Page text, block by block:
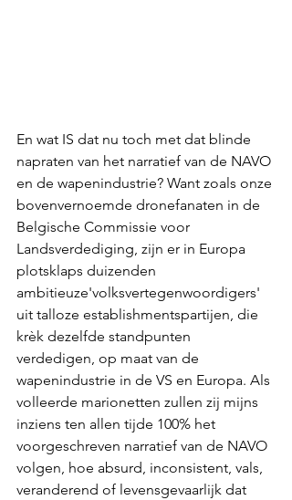
En wat IS dat nu toch met dat blinde
napraten van het narratief van de NAVO
en de wapenindustrie? Want zoals onze
bovenvernoemde dronefanaten in de
Belgische Commissie voor
Landsverdediging, zijn er in Europa
plotsklaps duizenden
ambitieuze'volksvertegenwoordigers'
uit talloze establishmentspartijen, die
krèk dezelfde standpunten
verdedigen, op maat van de
wapenindustrie in de VS en Europa. Als
volleerde marionetten zullen zij mijns
inziens ten allen tijde 100% het
voorgeschreven narratief van de NAVO
volgen, hoe absurd, inconsistent, vals,
veranderend of levensgevaarlijk dat